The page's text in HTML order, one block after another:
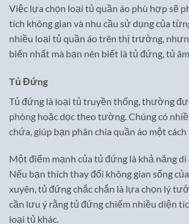
Việc lựa chọn loại tủ quần áo phù hợp sẽ
tích không gian và nhu cầu sử dụng của
nhiều loại tủ quần áo trên thị trường,
biến nhất mà bạn nên biết là tủ đứng, tủ
Tủ Đứng
Tủ đứng là loại tủ truyền thống, thường
phòng hoặc dọc theo tường. Chúng có
chứa, giúp bạn phân chia quần áo một cách
Một điểm mạnh của tủ đứng là khả năng di
Nếu bạn thích thay đổi không gian sống
xuyên, tủ đứng chắc chắn là lựa chọn lý
cần lưu ý rằng tủ đứng chiếm nhiều diện
loại tủ khác.